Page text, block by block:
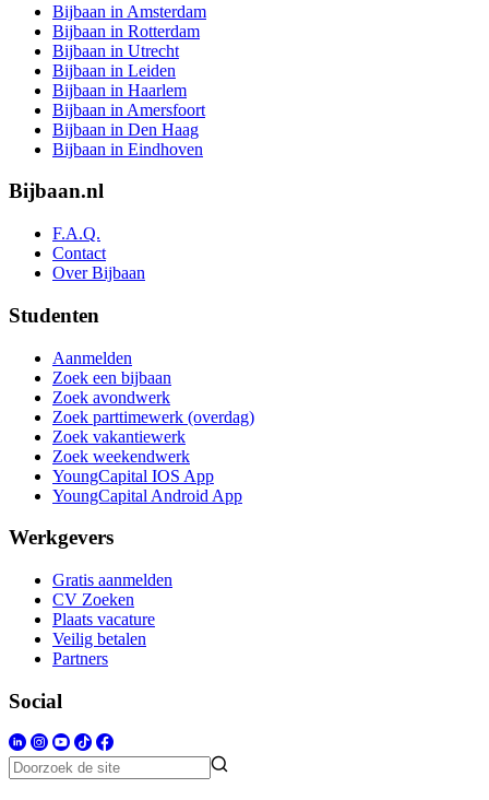
Bijbaan in Amsterdam
Bijbaan in Rotterdam
Bijbaan in Utrecht
Bijbaan in Leiden
Bijbaan in Haarlem
Bijbaan in Amersfoort
Bijbaan in Den Haag
Bijbaan in Eindhoven
Bijbaan.nl
F.A.Q.
Contact
Over Bijbaan
Studenten
Aanmelden
Zoek een bijbaan
Zoek avondwerk
Zoek parttimewerk (overdag)
Zoek vakantiewerk
Zoek weekendwerk
YoungCapital IOS App
YoungCapital Android App
Werkgevers
Gratis aanmelden
CV Zoeken
Plaats vacature
Veilig betalen
Partners
Social